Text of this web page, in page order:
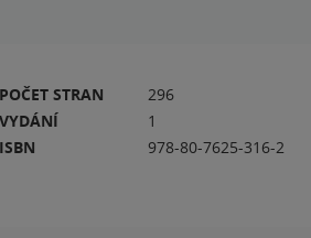
POČET STRAN
296
VYDÁNÍ
1
ISBN
978-80-7625-316-2